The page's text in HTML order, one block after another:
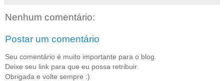
Nenhum comentário:
Postar um comentário
Seu comentário é muito importante para o blog.
Deixe seu link para que eu possa retribuir.
Obrigada e volte sempre :)